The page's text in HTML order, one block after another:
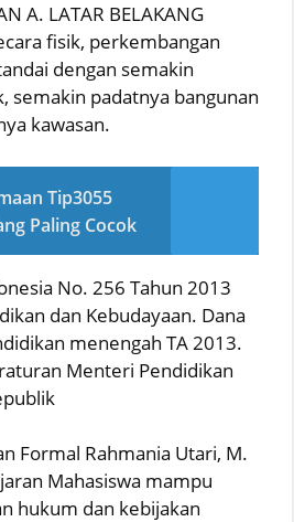
A. LATAR BELAKANG
fisik, perkembangan
dengan semakin
semakin padatnya bangunan
kawasan.
Tip3055
Paling Cocok
No. 256 Tahun 2013
dan Kebudayaan. Dana
menengah TA 2013.
Menteri Pendidikan
Formal Rahmania Utari, M.
Mahasiswa mampu
hukum dan kebijakan